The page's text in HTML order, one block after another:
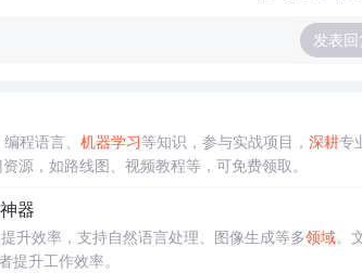
发表回
程语言、 机器学习等知识，参与实战项目， 深耕专
源，如路线图、视频教程等，可免费领取。
器
升效率，支持自然语言处理、图像生成等多领域。
升工作效率。